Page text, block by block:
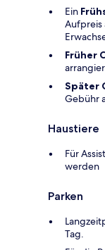
Ein
Aufpreis
Früher
Später
Gebühr
Haustiere
Für
werden
Parken
Tag.